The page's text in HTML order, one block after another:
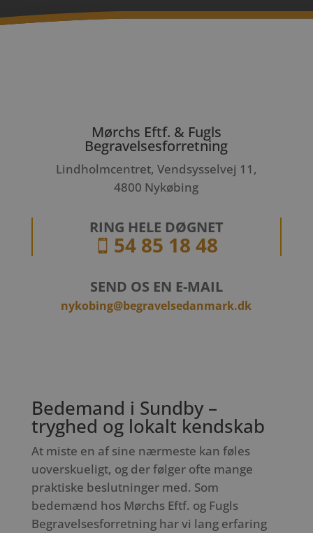
Mørchs Eftf. & Fugls
Begravelsesforretning
Lindholmcentret, Vendsysselvej 11,
4800 Nykøbing
RING HELE DØGNET
 54 85 18 48
SEND OS EN E-MAIL
nykobing@begravelsedanmark.dk
Bedemand i Sundby –
tryghed og lokalt kendskab
At miste en af sine nærmeste kan føles
uoverskueligt, og der følger ofte mange
praktiske beslutninger med. Som
bedemænd hos Mørchs Eftf. og Fugls
Begravelsesforretning har vi lang erfaring